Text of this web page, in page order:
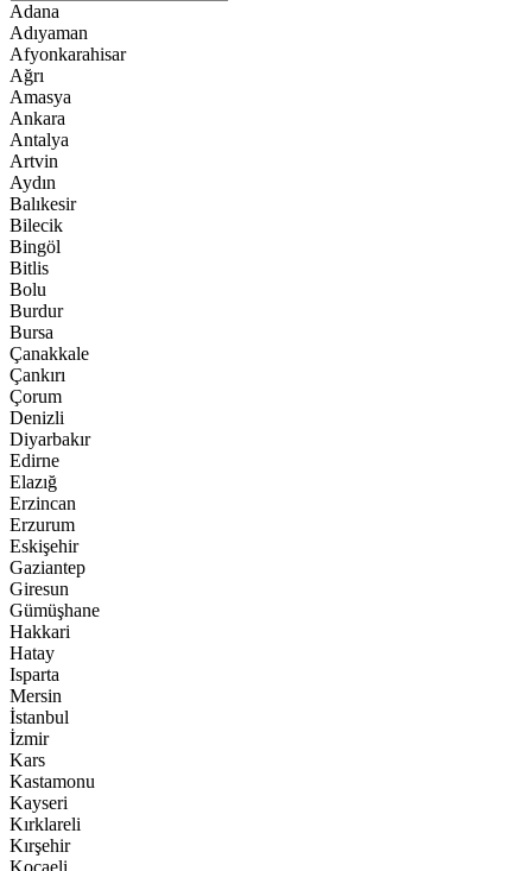
Adana
Adıyaman
Afyonkarahisar
Ağrı
Amasya
Ankara
Antalya
Artvin
Aydın
Balıkesir
Bilecik
Bingöl
Bitlis
Bolu
Burdur
Bursa
Çanakkale
Çankırı
Çorum
Denizli
Diyarbakır
Edirne
Elazığ
Erzincan
Erzurum
Eskişehir
Gaziantep
Giresun
Gümüşhane
Hakkari
Hatay
Isparta
Mersin
İstanbul
İzmir
Kars
Kastamonu
Kayseri
Kırklareli
Kırşehir
Kocaeli